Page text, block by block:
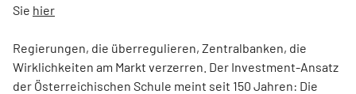
Sie hier
Regierungen, die überregulieren, Zentralbanken, die
Wirklichkeiten am Markt verzerren. Der Investment-Ansatz
der Österreichischen Schule meint seit 150 Jahren: Die